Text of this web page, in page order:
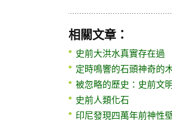
相關文章：
史前大洪水真實存在過
定時鳴響的石頭神奇的
被忽略的歷史：史前文
史前人類化石
印尼發現四萬年前神性